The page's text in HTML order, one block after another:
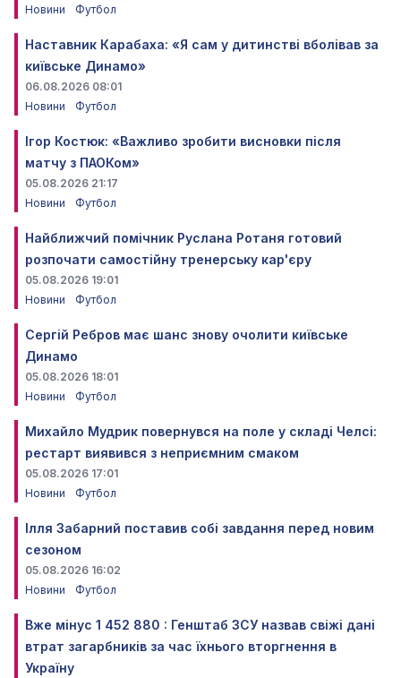
Новини
Футбол
Наставник Карабаха: «Я сам у дитинстві вболівав за
київське Динамо»
06.08.2026 08:01
Новини
Футбол
Ігор Костюк: «Важливо зробити висновки після
матчу з ПАОКом»
05.08.2026 21:17
Новини
Футбол
Найближчий помічник Руслана Ротаня готовий
розпочати самостійну тренерську кар'єру
05.08.2026 19:01
Новини
Футбол
Сергій Ребров має шанс знову очолити київське
Динамо
05.08.2026 18:01
Новини
Футбол
Михайло Мудрик повернувся на поле у складі Челсі:
рестарт виявився з неприємним смаком
05.08.2026 17:01
Новини
Футбол
Ілля Забарний поставив собі завдання перед новим
сезоном
05.08.2026 16:02
Новини
Футбол
Вже мінус 1 452 880 : Генштаб ЗСУ назвав свіжі дані
втрат загарбників за час їхнього вторгнення в
Україну